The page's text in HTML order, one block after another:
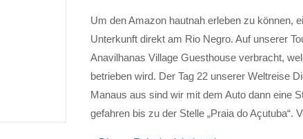
Um den Amazon hautnah erleben zu können,
Unterkunft direkt am Rio Negro. Auf unserer
Anavilhanas Village Guesthouse verbracht,
betrieben wird. Der Tag 22 unserer Weltreise
Manaus aus sind wir mit dem Auto dann eine
gefahren bis zu der Stelle „Praia do Açutuba“.